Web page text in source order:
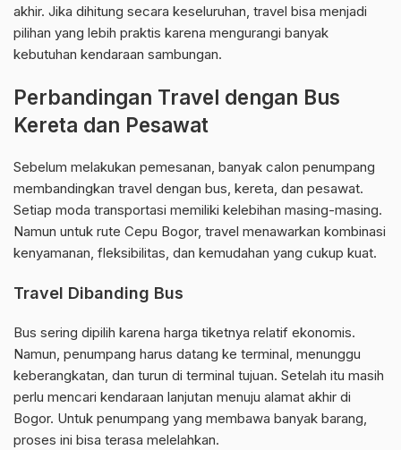
akhir. Jika dihitung secara keseluruhan, travel bisa menjadi
pilihan yang lebih praktis karena mengurangi banyak
kebutuhan kendaraan sambungan.
Perbandingan Travel dengan Bus
Kereta dan Pesawat
Sebelum melakukan pemesanan, banyak calon penumpang
membandingkan travel dengan bus, kereta, dan pesawat.
Setiap moda transportasi memiliki kelebihan masing-masing.
Namun untuk rute Cepu Bogor, travel menawarkan kombinasi
kenyamanan, fleksibilitas, dan kemudahan yang cukup kuat.
Travel Dibanding Bus
Bus sering dipilih karena harga tiketnya relatif ekonomis.
Namun, penumpang harus datang ke terminal, menunggu
keberangkatan, dan turun di terminal tujuan. Setelah itu masih
perlu mencari kendaraan lanjutan menuju alamat akhir di
Bogor. Untuk penumpang yang membawa banyak barang,
proses ini bisa terasa melelahkan.